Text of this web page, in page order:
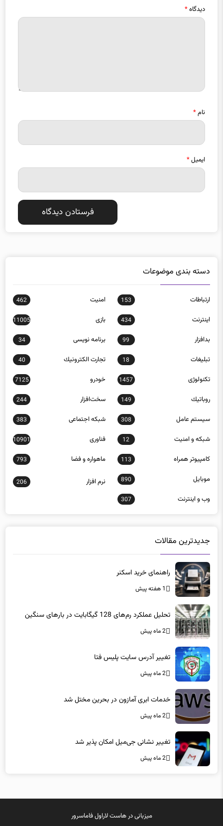
دیدگاه*
نام*
ایمیل*
دسته بندی موضوعات
ارتباطات 153 امنيت 462
اينترنت 434 بازی 11005
بدافزار 99 برنامه نويسی 34
تبلیغات 18 تجارت الكترونيك 40
تکنولوژی 1457 خودرو 7125
روباتيك 149 سخت‌افزار 244
سيستم عامل 308 شبكه اجتماعی 383
شبكه و امنيت 12 فناوری 10901
كامپيوتر همراه 113 ماهواره و فضا 793
موبايل 890 نرم افزار 206
وب و اينترنت 307
جدیدترین مقالات
راهنمای خرید اسکنر
1 هفته پیش
تحلیل عملکرد رم‌های 128 گیگابایت در بارهای سنگین
2 ماه پیش
تغییر آدرس سایت پلیس فتا
2 ماه پیش
خدمات ابری آمازون در بحرین مختل شد
2 ماه پیش
تغییر نشانی جی‌میل امکان پذیر شد
2 ماه پیش
میزبانی درهاست لاراولفاماسرور